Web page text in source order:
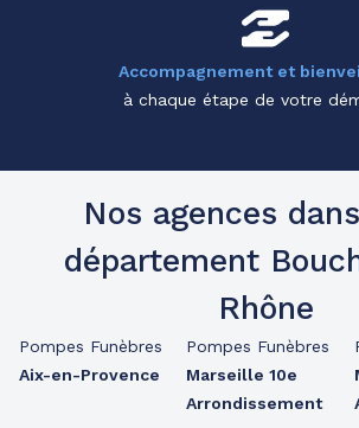
Accompagnement et
à chaque étape de votre
Nos agences
département
Rhône
Pompes Funèbres
Aix-en-Provence
Pompes Funèbres
Marseille 10e
Arrondissement